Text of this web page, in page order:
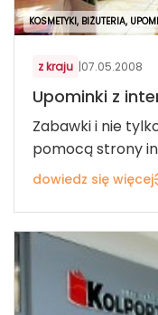
KOSMETYKI, BIŻUTERIA,
z kraju |07.05.2008
Upominki z
Zabawki i nie
pomocą strony
dowiedz się więcej